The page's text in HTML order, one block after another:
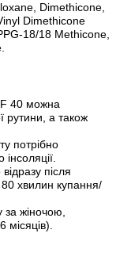
Dimethicone,
Dimethicone
18/18 Methicone,
40 можна
рутини, а також
потрібно
після
хвилин купання/
за жіночою,
місяців).